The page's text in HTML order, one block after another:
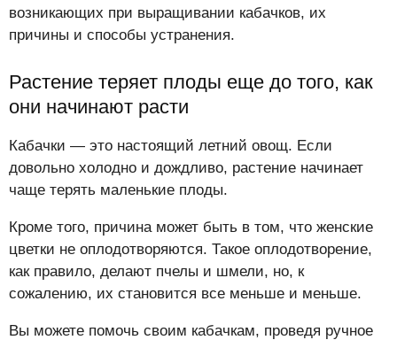
возникающих при выращивании кабачков, их
причины и способы устранения.
Растение теряет плоды еще до того, как
они начинают расти
Кабачки — это настоящий летний овощ. Если
довольно холодно и дождливо, растение начинает
чаще терять маленькие плоды.
Кроме того, причина может быть в том, что женские
цветки не оплодотворяются. Такое оплодотворение,
как правило, делают пчелы и шмели, но, к
сожалению, их становится все меньше и меньше.
Вы можете помочь своим кабачкам, проведя ручное